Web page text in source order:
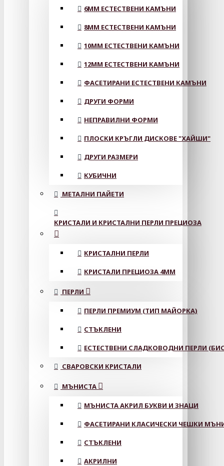
6MM ЕСТЕСТВЕНИ КАМЪНИ
8MM ЕСТЕСТВЕНИ КАМЪНИ
10MM ЕСТЕСТВЕНИ КАМЪНИ
12MM ЕСТЕСТВЕНИ КАМЪНИ
ФАСЕТИРАНИ ЕСТЕСТВЕНИ КАМЪНИ
ДРУГИ ФОРМИ
НЕПРАВИЛНИ ФОРМИ
ПЛОСКИ КРЪГЛИ ДИСКОВЕ "ХАЙШИ"
ДРУГИ РАЗМЕРИ
КУБИЧНИ
МЕТАЛНИ ПАЙЕТИ
КРИСТАЛИ И КРИСТАЛНИ ПЕРЛИ ПРЕЦИОЗА
КРИСТАЛНИ ПЕРЛИ
КРИСТАЛИ ПРЕЦИОЗА 4ММ
ПЕРЛИ
ПЕРЛИ ПРЕМИУМ (ТИП МАЙОРКА)
СТЪКЛЕНИ
ЕСТЕСТВЕНИ СЛАДКОВОДНИ ПЕРЛИ
СВАРОВСКИ КРИСТАЛИ
МЪНИСТА
МЪНИСТА АКРИЛ БУКВИ И ЗНАЦИ
ФАСЕТИРАНИ КЛАСИЧЕСКИ ЧЕШКИ
СТЪКЛЕНИ
АКРИЛНИ